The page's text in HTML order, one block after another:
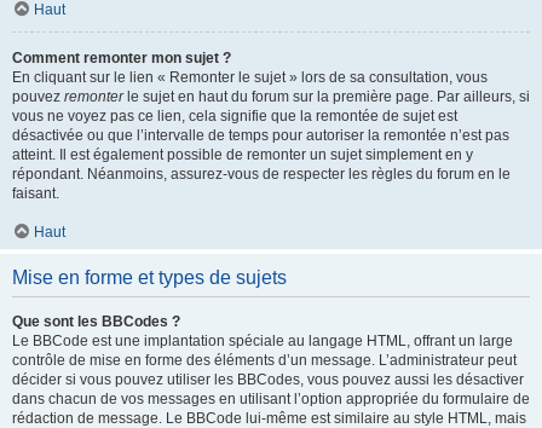
Haut
Comment remonter mon sujet ?
En cliquant sur le lien « Remonter le sujet » lors de sa consultation, vous
pouvez remonterle sujet en haut du forum sur la première page. Par ailleurs, si
vous ne voyez pas ce lien, cela signifie que la remontée de sujet est
désactivée ou que l’intervalle de temps pour autoriser la remontée n’est pas
atteint. Il est également possible de remonter un sujet simplement en y
répondant. Néanmoins, assurez-vous de respecter les règles du forum en le
faisant.
Haut
Mise en forme et types de sujets
Que sont les BBCodes ?
Le BBCode est une implantation spéciale au langage HTML, offrant un large
contrôle de mise en forme des éléments d’un message. L’administrateur peut
décider si vous pouvez utiliser les BBCodes, vous pouvez aussi les désactiver
dans chacun de vos messages en utilisant l’option appropriée du formulaire de
rédaction de message. Le BBCode lui-même est similaire au style HTML, mais